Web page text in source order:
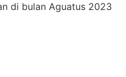
di bulan Aguatus 2023